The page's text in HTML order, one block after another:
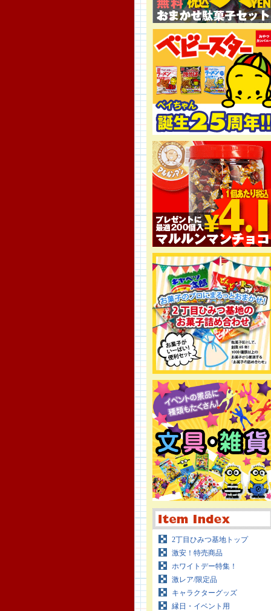
2丁目ひみつ基地トップ
激安！特売商品
ホワイトデー特集！
激レア/限定品
キャラクターグッズ
縁日・イベント用